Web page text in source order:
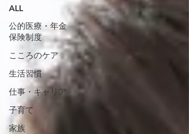
ALL
公的医療・年金
保険制度
こころのケア
生活習慣
仕事・キャリア
子育て
家族